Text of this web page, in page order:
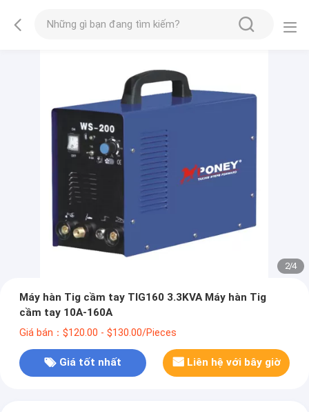
2/4
Máy hàn Tig cầm tay TIG160 3.3KVA Máy hàn Tig
cầm tay 10A-160A
Giá bán：$120.00 - $130.00/Pieces
Giá tốt nhất Liên hệ với bây giờ